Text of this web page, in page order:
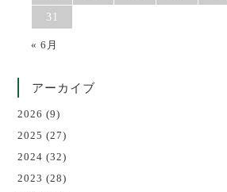
31
« 6月
アーカイブ
2026 (9)
2025 (27)
2024 (32)
2023 (28)